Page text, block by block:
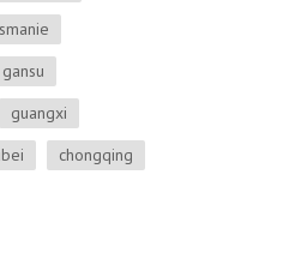
gansu
guangxi
chongqing